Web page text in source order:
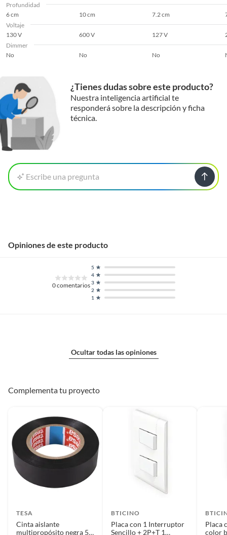
Profundidad
6 cm
10 cm 7.2 cm
Voltaje
130 V
600 V 127 V
Dimmer
No
No No
¿Tienes dudas sobre este producto?
Nuestra inteligencia artificial te
responderá sobre la descripción y ficha
técnica.
Escribe una pregunta
Opiniones de este producto
0comentarios
1
2
3
4
5
Ocultar todas las opiniones
Complementa tu proyecto
TESA
Cinta aislante
multipropósito negra 5
BTICINO
Placa con 1 Interruptor
Sencillo + 2P+T 1
Placa
color